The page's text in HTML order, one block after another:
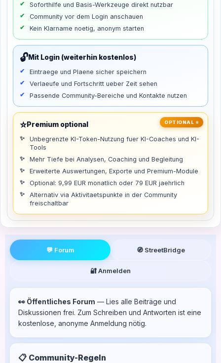
Soforthilfe und Basis-Werkzeuge direkt nutzbar
Community vor dem Login anschauen
Kein Klarname noetig, anonym starten
🔓Mit Login (weiterhin kostenlos)
Eintraege und Plaene sicher speichern
Verlaeufe und Fortschritt ueber Zeit sehen
Passende Community-Bereiche und Kontakte nutzen
OPTIONAL ⭐
⭐Premium optional
Unbegrenzte KI-Token-Nutzung fuer KI-Coaches und KI-
Tools
Mehr Tiefe bei Analysen, Coaching und Begleitung
Erweiterte Auswertungen, Exporte und Premium-Module
Optional: 9,99 EUR monatlich oder 79 EUR jaehrlich
Alternativ via Aktivitaetspunkte in der Community
freischaltbar
💬 Forum 🧭 StreetBridge
🔐 Anmelden
👀 Öffentliches Forum — Lies alle Beiträge und
Diskussionen frei. Zum Schreiben und Antworten ist eine
kostenlose, anonyme Anmeldung nötig.
📋 Community-Regeln